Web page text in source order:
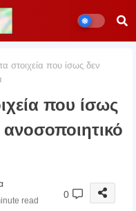
στοιχεία που ίσως δεν
που ίσως
ανοσοποιητικό
read
0